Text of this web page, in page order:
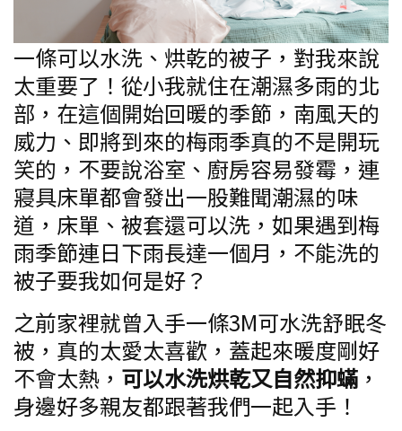
一條可以水洗、烘乾的被子，對我來說
太重要了！從小我就住在潮濕多雨的北
部，在這個開始回暖的季節，南風天的
威力、即將到來的梅雨季真的不是開玩
笑的，不要說浴室、廚房容易發霉，連
寢具床單都會發出一股難聞潮濕的味
道，床單、被套還可以洗，如果遇到梅
雨季節連日下雨長達一個月，不能洗的
被子要我如何是好？
之前家裡就曾入手一條3M可水洗舒眠冬
被，真的太愛太喜歡，蓋起來暖度剛好
不會太熱， 可以水洗烘乾又自然抑蟎 ，
身邊好多親友都跟著我們一起入手！